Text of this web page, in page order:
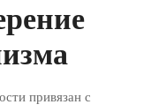
привязан с